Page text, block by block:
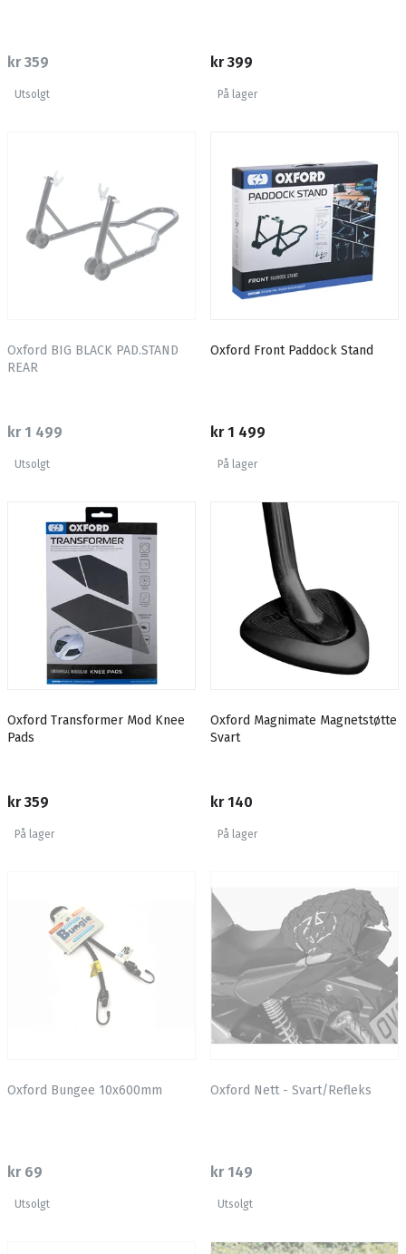
kr 359
Utsolgt
kr 399
På lager
Oxford BIG BLACK PAD.STAND
REAR
kr 1 499
Utsolgt
Oxford Front Paddock Stand
kr 1 499
På lager
Oxford Transformer Mod Knee
Pads
kr 359
På lager
Oxford Magnimate Magnetstøtte
Svart
kr 140
På lager
Oxford Bungee 10x600mm
kr 69
Utsolgt
Oxford Nett - Svart/Refleks
kr 149
Utsolgt